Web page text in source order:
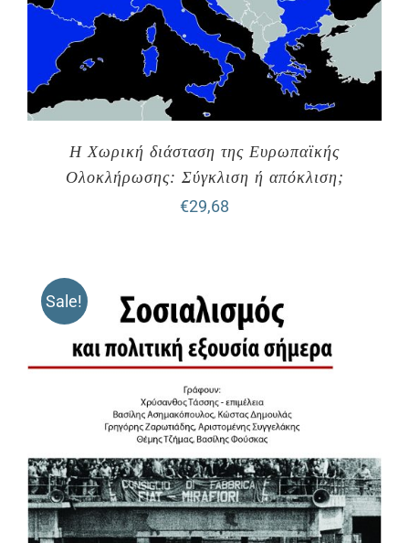
Η Χωρική διάσταση της Ευρωπαϊκής
Ολοκλήρωσης: Σύγκλιση ή απόκλιση;
€29,68
Sale!